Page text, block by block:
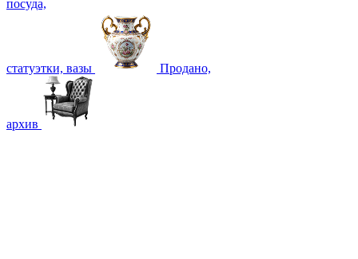
посуда,
статуэтки, вазы Продано,
архив